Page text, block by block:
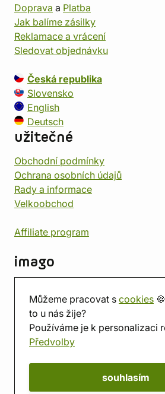
Můžeme pracovat s cookies
to u nás žije?
Používáme je k personalizaci
Předvolby
souhlasím
Doprava a Platba
Jak balíme zásilky
Reklamace a vrácení
Sledovat objednávku
Česká republika
Slovensko
English
Deutsch
užitečné
Obchodní podmínky
Ochrana osobních údajů
Rady a informace
Velkoobchod
Affiliate program
imago
Prodejna
Herna
O nás
Hodnocení obchodu